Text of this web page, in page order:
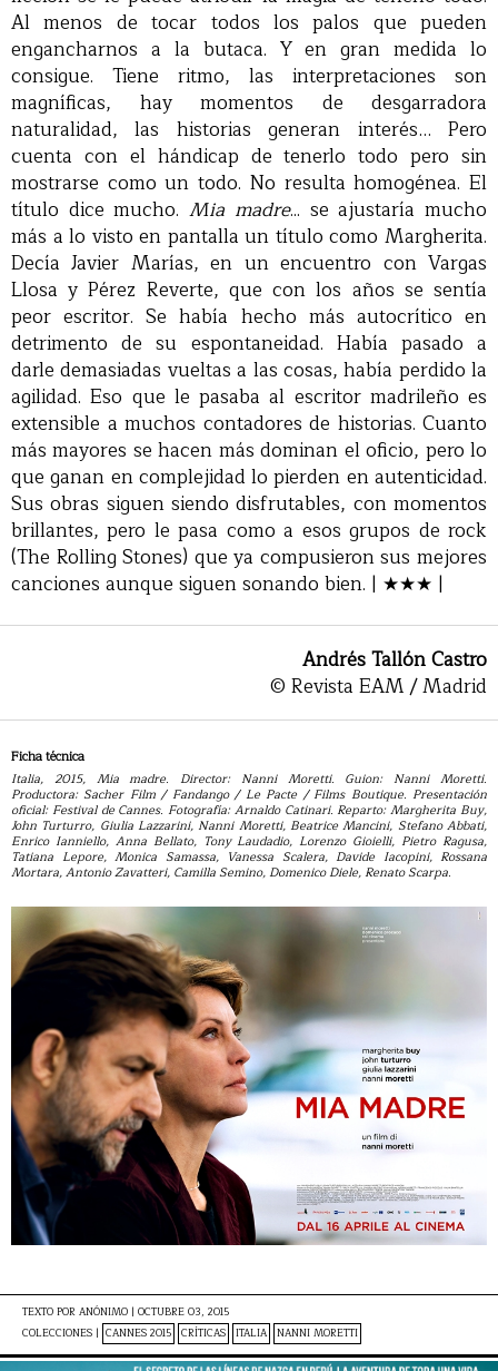
Al menos de tocar todos los palos que pueden
engancharnos a la butaca. Y en gran medida lo
consigue. Tiene ritmo, las interpretaciones son
magníficas, hay momentos de desgarradora
naturalidad, las historias generan interés… Pero
cuenta con el hándicap de tenerlo todo pero sin
mostrarse como un todo. No resulta homogénea. El
título dice mucho.Mia madre... se ajustaría mucho
más a lo visto en pantalla un título como Margherita.
Decía Javier Marías, en un encuentro con Vargas
Llosa y Pérez Reverte, que con los años se sentía
peor escritor. Se había hecho más autocrítico en
detrimento de su espontaneidad. Había pasado a
darle demasiadas vueltas a las cosas, había perdido la
agilidad. Eso que le pasaba al escritor madrileño es
extensible a muchos contadores de historias. Cuanto
más mayores se hacen más dominan el oficio, pero lo
que ganan en complejidad lo pierden en autenticidad.
Sus obras siguen siendo disfrutables, con momentos
brillantes, pero le pasa como a esos grupos de rock
(The Rolling Stones) que ya compusieron sus mejores
canciones aunque siguen sonando bien. | ★★★ |
Andrés Tallón Castro
© Revista EAM / Madrid
Ficha técnica
Italia, 2015, Mia madre. Director: Nanni Moretti. Guion: Nanni Moretti.
Productora: Sacher Film / Fandango / Le Pacte / Films Boutique. Presentación
oficial: Festival de Cannes. Fotografía: Arnaldo Catinari. Reparto: Margherita Buy,
John Turturro, Giulia Lazzarini, Nanni Moretti, Beatrice Mancini, Stefano Abbati,
Enrico Ianniello, Anna Bellato, Tony Laudadio, Lorenzo Gioielli, Pietro Ragusa,
Tatiana Lepore, Monica Samassa, Vanessa Scalera, Davide Iacopini, Rossana
Mortara, Antonio Zavatteri, Camilla Semino, Domenico Diele, Renato Scarpa.
TEXTO POR ANÓNIMO | OCTUBRE 03, 2015
COLECCIONES | CANNES 2015 CRÍTICAS ITALIA NANNI MORETTI